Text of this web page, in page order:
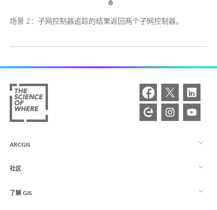
场景 2：子网控制器追踪的结果返回两个子网控制器。
ARCGIS
ArcGIS 概览
制图
社区
Esri 社区
了解 GIS